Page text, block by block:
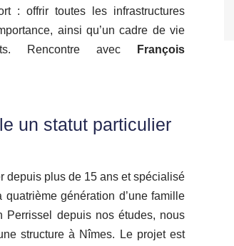
: offrir toutes les infrastructures
ainsi qu’un cadre de vie
Rencontre avec
François
un statut particulier
depuis plus de 15 ans et spécialisé
génération d’une famille
Perrissel depuis nos études, nous
structure à Nîmes. Le projet est